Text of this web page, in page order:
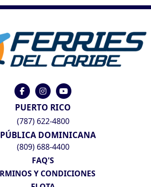
PUERTO RICO
(787) 622-4800
DOMINICANA
(809) 688-4400
FAQ'S
Y CONDICIONES